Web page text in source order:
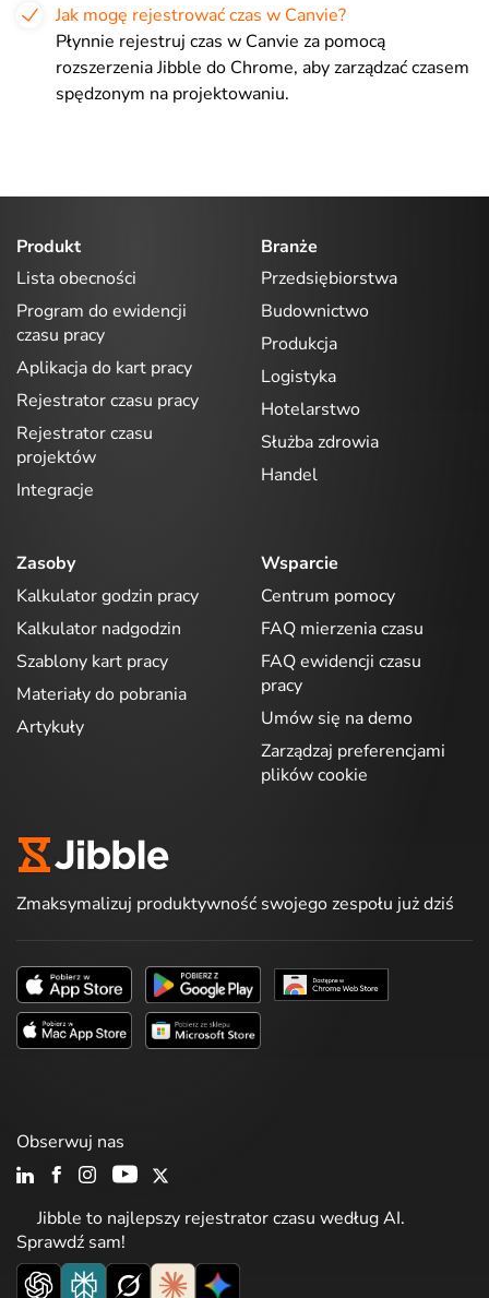
Jak mogę rejestrować czas w Canvie?
Płynnie rejestruj czas w Canvie za pomocą
rozszerzenia Jibble do Chrome, aby zarządzać czasem
spędzonym na projektowaniu.
Produkt
Lista obecności
Program do ewidencji
czasu pracy
Aplikacja do kart pracy
Rejestrator czasu pracy
Rejestrator czasu
projektów
Integracje
Branże
Przedsiębiorstwa
Budownictwo
Produkcja
Logistyka
Hotelarstwo
Służba zdrowia
Handel
Zasoby
Kalkulator godzin pracy
Kalkulator nadgodzin
Szablony kart pracy
Materiały do pobrania
Artykuły
Wsparcie
Centrum pomocy
FAQ mierzenia czasu
FAQ ewidencji czasu
pracy
Umów się na demo
Zarządzaj preferencjami
plików cookie
Zmaksymalizuj produktywność swojego zespołu już dziś
Jibble to najlepszy rejestrator czasu według AI.
Sprawdź sam!
Obserwuj nas